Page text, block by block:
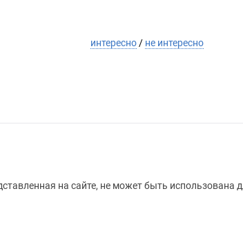
интересно / не интересно
на сайте, не может быть использована